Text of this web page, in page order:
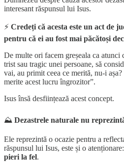
interesant răspunsul lui Isus.
⚡ Credeți că acesta este un act de
pentru că ei au fost mai păcătoși
De multe ori facem greșeala ca atunci
trist sau tragic unei persoane, să
vai, au primit ceea ce merită, nu-i
merite acest lucru îngrozitor”.
Isus însă desființează acest concept.
⛰️ Dezastrele naturale nu
Ele reprezintă o ocazie pentru a
răspunsul lui Isus, este și o atenționare:
pieri la fel.